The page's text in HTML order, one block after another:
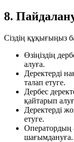
8.
Сіздің құқығыңыз
Өзіңіздің
алуға.
Деректерді
талап етуге.
Дербес
қайтарып
Деректерді
етуге.
Оператордың
шағымдануға.